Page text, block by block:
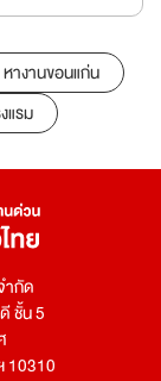
หางานขอนแก่น
แรม
ำกัด
ชั้น 5
10310